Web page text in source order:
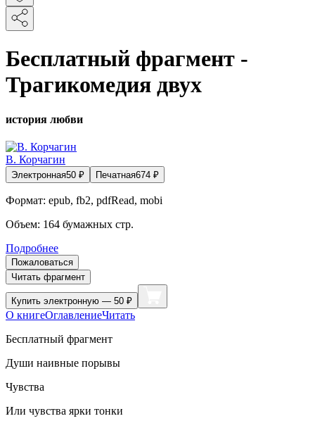
Бесплатный фрагмент -
Трагикомедия двух
история любви
В. Корчагин
Электронная50 ₽ Печатная674 ₽
Формат: epub, fb2, pdfRead, mobi
Объем: 164 бумажных стр.
Подробнее
Пожаловаться
Читать фрагмент
Купить электронную — 50 ₽
О книгеОглавлениеЧитать
Бесплатный фрагмент
Души наивные порывы
Чувства
Или чувства ярки тонки